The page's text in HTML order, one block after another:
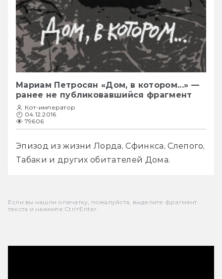
Мариам Петросян «Дом, в котором...» —
ранее не публиковавшийся фрагмент
Кот-император
04.12.2016
79606
Эпизод из жизни Лорда, Сфинкса, Слепого,
Табаки и других обитателей Дома.
Если вы нашли опечатку, пожалуйста, выделите фрагмент
текста и нажмите Ctrl+Enter.